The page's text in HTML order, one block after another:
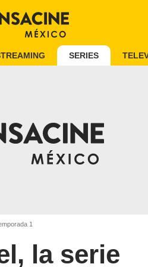
SERIES
1
la serie